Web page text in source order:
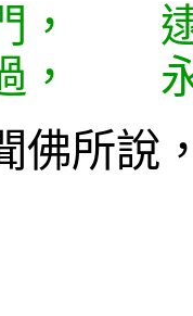
， 逮
， 永
佛所說